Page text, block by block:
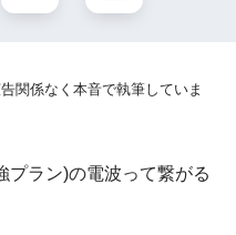
関係なく本音で執筆していま
プラン)の電波って繋がる